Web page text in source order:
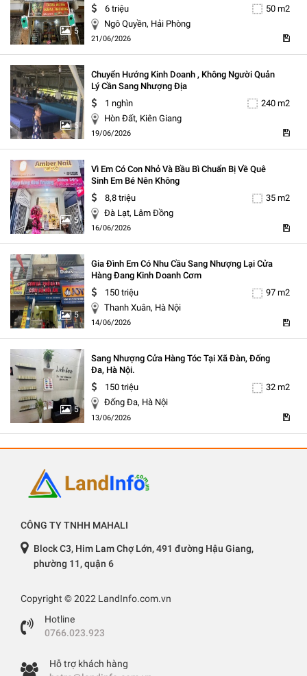
5
6 triệu
50 m2
Ngô Quyền, Hải Phòng
21/06/2026
5
Chuyển Hướng Kinh Doanh , Không Người Quản
Lý Cần Sang Nhượng Địa
1 nghìn
240 m2
Hòn Đất, Kiên Giang
19/06/2026
5
Vì Em Có Con Nhỏ Và Bầu Bì Chuẩn Bị Về Quê
Sinh Em Bé Nên Không
8,8 triệu
35 m2
Đà Lạt, Lâm Đồng
16/06/2026
5
Gia Đình Em Có Nhu Cầu Sang Nhượng Lại Cửa
Hàng Đang Kinh Doanh Cơm
150 triệu
97 m2
Thanh Xuân, Hà Nội
14/06/2026
5
Sang Nhượng Cửa Hàng Tóc Tại Xã Đàn, Đống
Đa, Hà Nội.
150 triệu
32 m2
Đống Đa, Hà Nội
13/06/2026
CÔNG TY TNHH MAHALI
Block C3, Him Lam Chợ Lớn, 491 đường Hậu Giang,
phường 11, quận 6
Copyright © 2022 LandInfo.com.vn
Hotline
0766.023.923
Hỗ trợ khách hàng